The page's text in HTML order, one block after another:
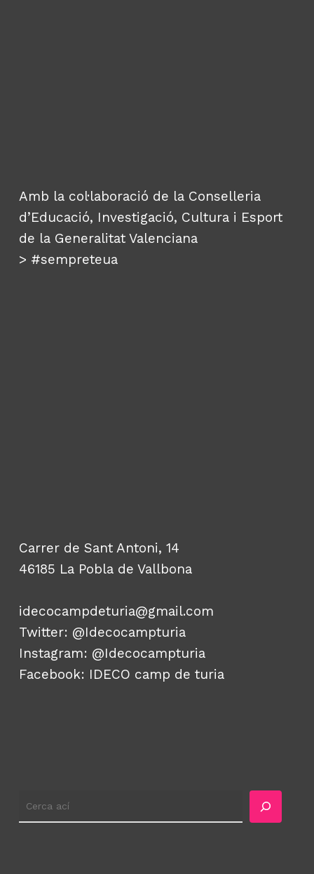
Amb la col·laboració de la Conselleria
d’Educació, Investigació, Cultura i Esport
de la Generalitat Valenciana
> #sempreteua
Carrer de Sant Antoni, 14
46185 La Pobla de Vallbona
idecocampdeturia@gmail.com
Twitter: @Idecocampturia
Instagram: @Idecocampturia
Facebook: IDECO camp de turia
Cercador